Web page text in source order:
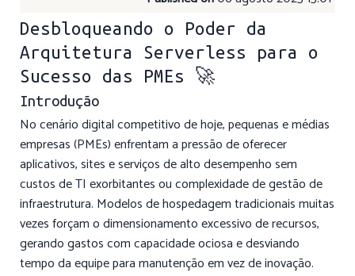
Desbloqueando o Poder da
Arquitetura Serverless para o
Sucesso das PMEs 🚀
Introdução
No cenário digital competitivo de hoje, pequenas e médias
empresas (PMEs) enfrentam a pressão de oferecer
aplicativos, sites e serviços de alto desempenho sem
custos de TI exorbitantes ou complexidade de gestão de
infraestrutura. Modelos de hospedagem tradicionais muitas
vezes forçam o dimensionamento excessivo de recursos,
gerando gastos com capacidade ociosa e desviando
tempo da equipe para manutenção em vez de inovação.